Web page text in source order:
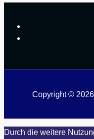
Copyright ©
Durch die weitere